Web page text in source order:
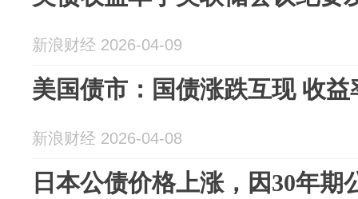
新浪财经 2026-04-09
美国债市：国债涨跌互现 收益
新浪财经 2026-04-08
日本公债价格上涨，因30年期